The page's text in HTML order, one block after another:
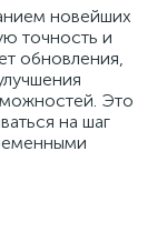
новейших
точность и
обновления,
Это
на шаг